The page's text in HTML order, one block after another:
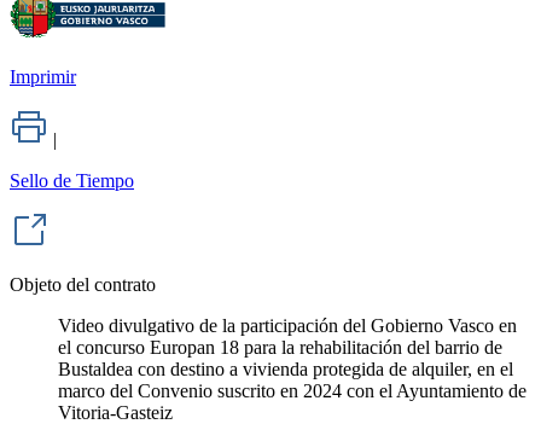
Imprimir
|
Sello de Tiempo
Objeto del contrato
Video divulgativo de la participación del Gobierno Vasco en
el concurso Europan 18 para la rehabilitación del barrio de
Bustaldea con destino a vivienda protegida de alquiler, en el
marco del Convenio suscrito en 2024 con el Ayuntamiento de
Vitoria-Gasteiz